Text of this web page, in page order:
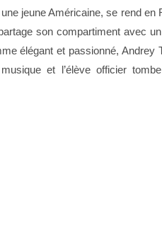
jeune Américaine, se rend
son compartiment avec
élégant et passionné, Andrey
et l’élève officier